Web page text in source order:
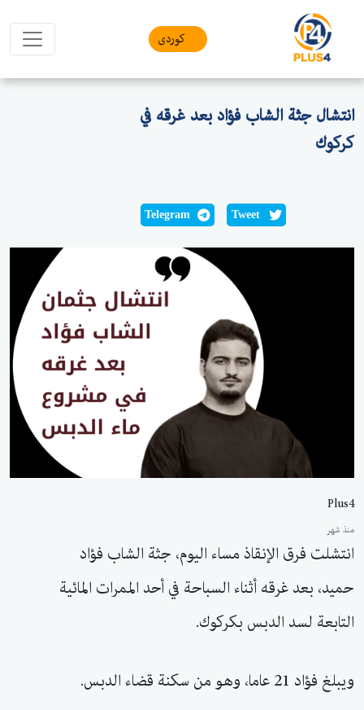
کوردی
انتشال جثة الشاب فؤاد بعد غرقه في
كركوك
Tweet
Telegram
Plus4
منذ شهر
انتشلت فرق الإنقاذ مساء اليوم، جثة الشاب فؤاد
حميد، بعد غرقه أثناء السباحة في أحد الممرات المائية
التابعة لسد الدبس بكركوك.
ويبلغ فؤاد 21 عاما، وهو من سكنة قضاء الدبس.